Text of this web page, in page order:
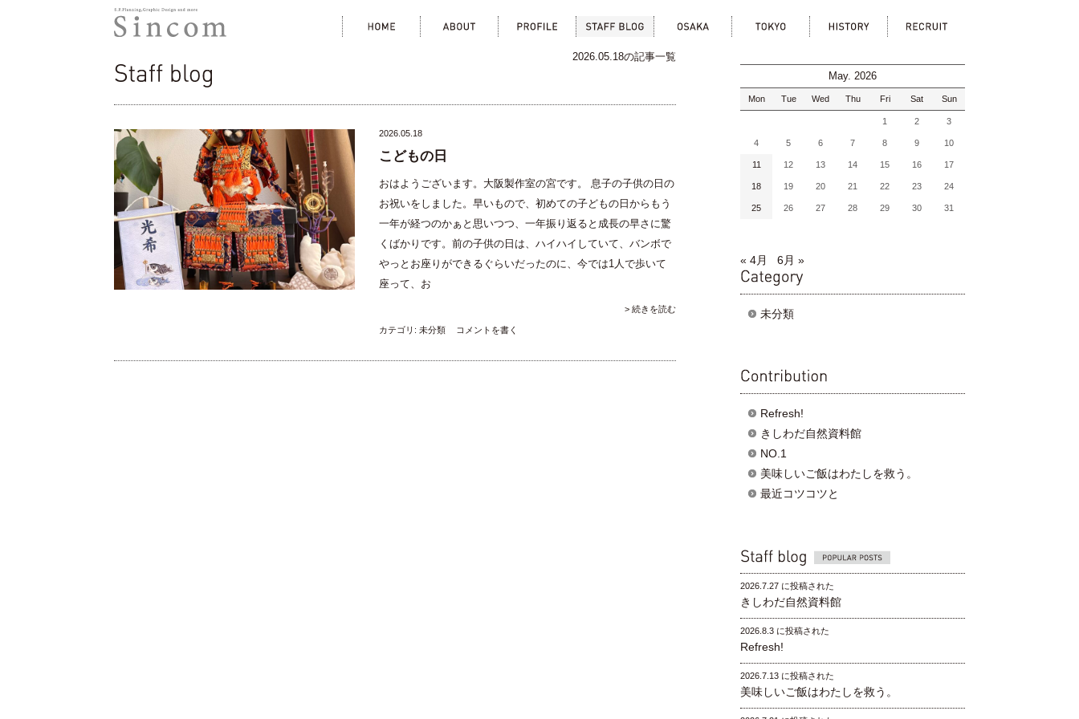
2026.05.18の記事一覧
2026.05.18
こどもの日
おはようございます。大阪製作室の宮です。 息子の子供の日の
お祝いをしました。早いもので、初めての子どもの日からもう
一年が経つのかぁと思いつつ、一年振り返ると成長の早さに驚
くばかりです。前の子供の日は、ハイハイしていて、バンボで
やっとお座りができるぐらいだったのに、今では1人で歩いて
座って、お
> 続きを読む
カテゴリ: 未分類 コメントを書く
May. 2026
Mon Tue Wed Thu Fri Sat Sun
1 2 3
4 5 6 7 8 9 10
11 12 13 14 15 16 17
18 19 20 21 22 23 24
25 26 27 28 29 30 31
« 4月 6月 »
未分類
Refresh!
きしわだ自然資料館
NO.1
美味しいご飯はわたしを救う。
最近コツコツと
Popular posts
2026.7.27 に投稿された
きしわだ自然資料館
2026.8.3 に投稿された
Refresh!
2026.7.13 に投稿された
美味しいご飯はわたしを救う。